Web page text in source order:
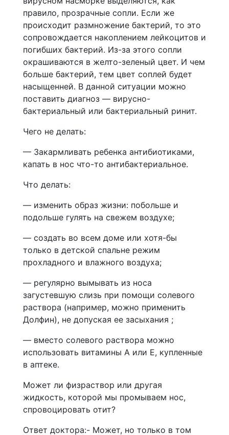
правило, прозрачные сопли. Если же
происходит размножение бактерий, то это
сопровождается накоплением лейкоцитов и
погибших бактерий. Из-за этого сопли
окрашиваются в желто-зеленый цвет. И чем
больше бактерий, тем цвет соплей будет
насыщенней. В данной ситуации можно
поставить диагноз — вирусно-
бактериальный или бактериальный ринит.
Чего не делать:
— Закармливать ребенка антибиотиками,
капать в нос что-то антибактериальное.
Что делать:
— изменить образ жизни: побольше и
подольше гулять на свежем воздухе;
— создать во всем доме или хотя-бы
только в детской спальне режим
прохладного и влажного воздуха;
— регулярно вымывать из носа
загустевшую слизь при помощи солевого
раствора (например, можно применить
Долфин), не допуская ее засыхания ;
— вместо солевого раствора можно
использовать витамины А или Е, купленные
в аптеке.
Может ли физраствор или другая
жидкость, которой мы промываем нос,
спровоцировать отит?
Ответ доктора:- Может, но только в том